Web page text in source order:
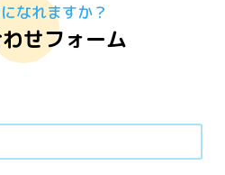
なれますか？
せフォーム